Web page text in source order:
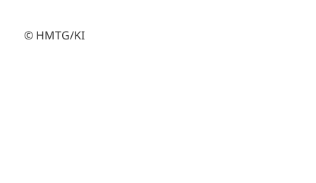
© HMTG/KI